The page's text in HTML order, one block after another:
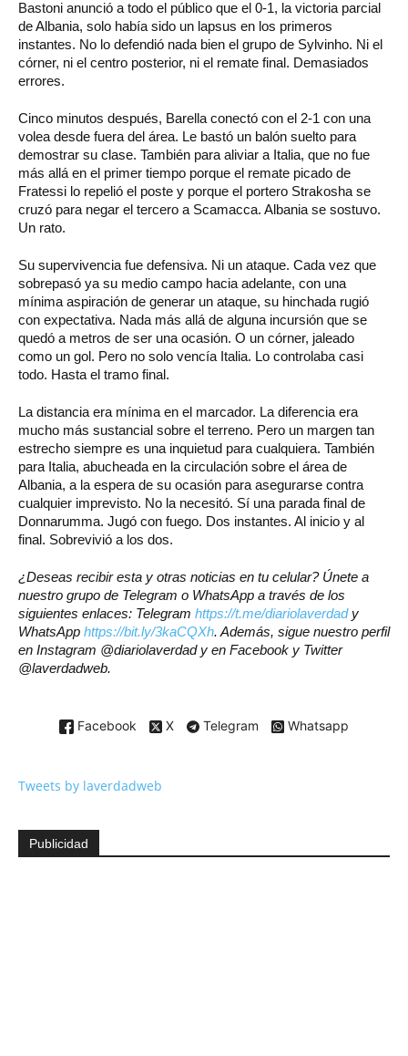
Bastoni anunció a todo el público que el 0-1, la victoria parcial
de Albania, solo había sido un lapsus en los primeros
instantes. No lo defendió nada bien el grupo de Sylvinho. Ni el
córner, ni el centro posterior, ni el remate final. Demasiados
errores.
Cinco minutos después, Barella conectó con el 2-1 con una
volea desde fuera del área. Le bastó un balón suelto para
demostrar su clase. También para aliviar a Italia, que no fue
más allá en el primer tiempo porque el remate picado de
Fratessi lo repelió el poste y porque el portero Strakosha se
cruzó para negar el tercero a Scamacca. Albania se sostuvo.
Un rato.
Su supervivencia fue defensiva. Ni un ataque. Cada vez que
sobrepasó ya su medio campo hacia adelante, con una
mínima aspiración de generar un ataque, su hinchada rugió
con expectativa. Nada más allá de alguna incursión que se
quedó a metros de ser una ocasión. O un córner, jaleado
como un gol. Pero no solo vencía Italia. Lo controlaba casi
todo. Hasta el tramo final.
La distancia era mínima en el marcador. La diferencia era
mucho más sustancial sobre el terreno. Pero un margen tan
estrecho siempre es una inquietud para cualquiera. También
para Italia, abucheada en la circulación sobre el área de
Albania, a la espera de su ocasión para asegurarse contra
cualquier imprevisto. No la necesitó. Sí una parada final de
Donnarumma. Jugó con fuego. Dos instantes. Al inicio y al
final. Sobrevivió a los dos.
¿Deseas recibir esta y otras noticias en tu celular? Únete a
nuestro grupo de Telegram o WhatsApp a través de los
siguientes enlaces: Telegram https://t.me/diariolaverdady
WhatsApp https://bit.ly/3kaCQXh. Además, sigue nuestro perfil
en Instagram @diariolaverdad y en Facebook y Twitter
@laverdadweb.
Facebook X Telegram Whatsapp
Tweets by laverdadweb
Publicidad